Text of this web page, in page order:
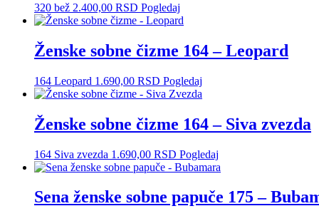
320 bež 2.400,00 RSD Pogledaj
Ženske sobne čizme 164 – Leopard
164 Leopard 1.690,00 RSD Pogledaj
Ženske sobne čizme 164 – Siva zvezda
164 Siva zvezda 1.690,00 RSD Pogledaj
Sena ženske sobne papuče 175 –